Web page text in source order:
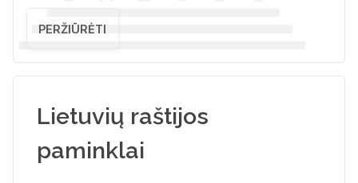
PERŽIŪRĖTI
Lietuvių raštijos
paminklai